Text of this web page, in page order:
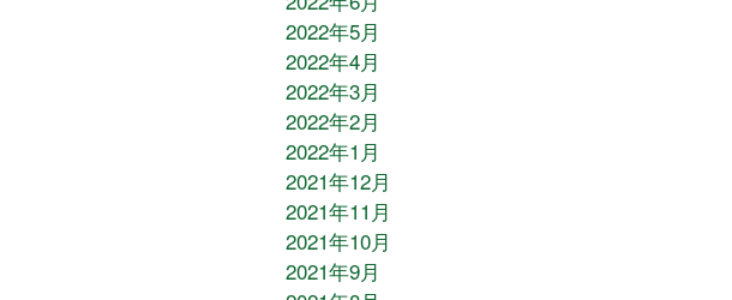
2022年5月
2022年4月
2022年3月
2022年2月
2022年1月
2021年12月
2021年11月
2021年10月
2021年9月